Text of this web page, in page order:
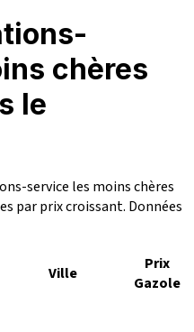
chères
le
service les moins chères
par prix croissant. Données
Ville
Prix
Gazole